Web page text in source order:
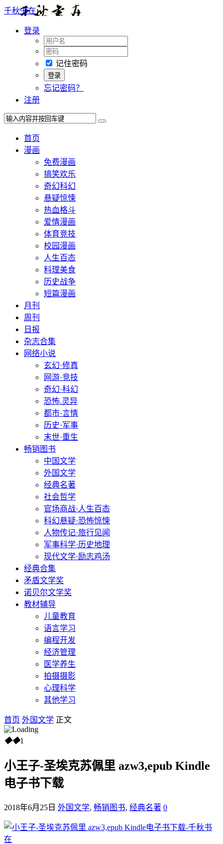
千秋书在
登录
记住密码
忘记密码？
注册
首页
漫画
免费漫画
搞笑欢乐
奇幻科幻
悬疑惊悚
热血格斗
爱情漫画
体育竞技
校园漫画
人生百态
料理美食
历史战争
短篇漫画
月刊
周刊
日报
杂志合集
网络小说
玄幻·修真
网游·竞技
奇幻·科幻
恐怖.灵异
都市·言情
历史·军事
末世·重生
畅销图书
中国文学
外国文学
经典名著
社会哲学
官场商战·人生百态
科幻悬疑·恐怖惊悚
人物传记·旅行见闻
军事科学·历史地理
现代文学·励志鸡汤
经典合集
矛盾文学奖
诺贝尔文学奖
教材辅导
儿童教育
语言学习
编程开发
经济管理
医学养生
拍摄摄影
心理科学
其他学习
首页 外国文学 正文
◆◆1
小王子-圣埃克苏佩里 azw3,epub Kindle
电子书下载
2018年6月25日 外国文学, 畅销图书, 经典名著 0